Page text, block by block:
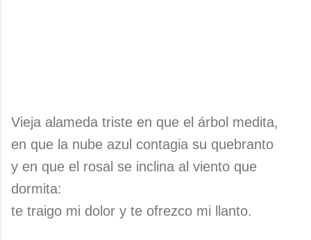
Vieja alameda triste en que el árbol medita,
en que la nube azul contagia su quebranto
y en que el rosal se inclina al viento que
dormita:
te traigo mi dolor y te ofrezco mi llanto.